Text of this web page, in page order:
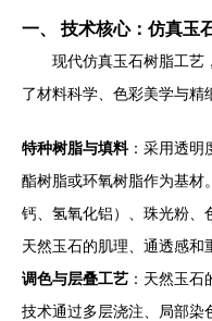
一、 技术核心：仿真玉
现代仿真玉石树脂工艺
了材料科学、色彩美学与精
特种树脂与填料：采用透明
酯树脂或环氧树脂作为基材
钙、氢氧化铝）、珠光粉、
天然玉石的肌理、通透感和
调色与层叠工艺 ：天然玉
技术通过多层浇注、局部染